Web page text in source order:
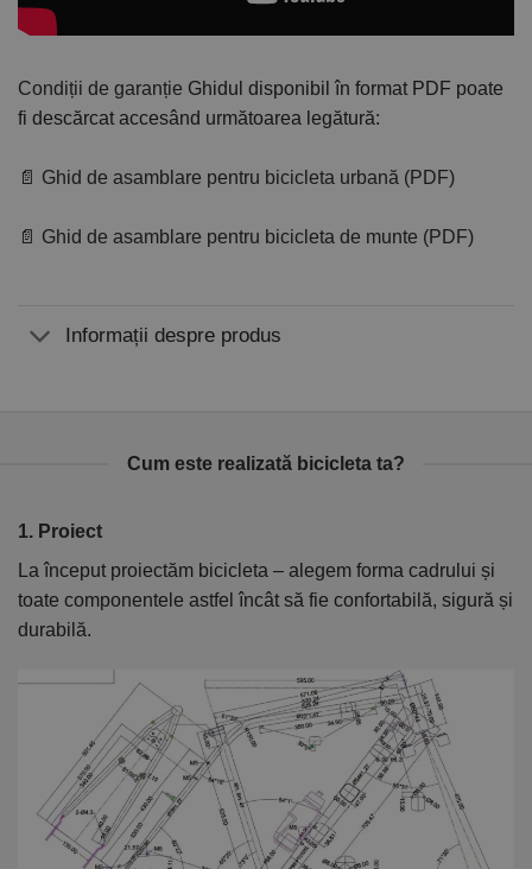
Condiții de garanție Ghidul disponibil în format PDF poate
fi descărcat accesând următoarea legătură:
📄 Ghid de asamblare pentru bicicleta urbană (PDF)
📄 Ghid de asamblare pentru bicicleta de munte (PDF)
Informații despre produs
Cum este realizată bicicleta ta?
1. Proiect
La început proiectăm bicicleta – alegem forma cadrului și
toate componentele astfel încât să fie confortabilă, sigură și
durabilă.